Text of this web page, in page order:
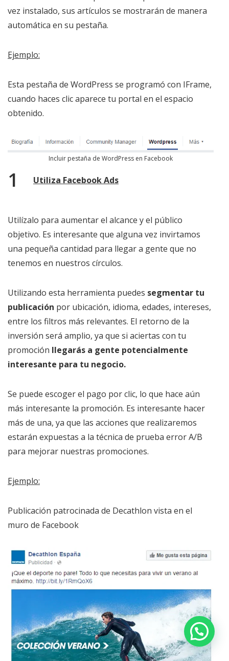
vez instalado, sus artículos se mostrarán de manera
automática en su pestaña.
Ejemplo:
Esta pestaña de WordPress se programó con IFrame,
cuando haces clic aparece tu portal en el espacio
obtenido.
Incluir pestaña de WordPress en Facebook
Utiliza Facebook Ads
Utilízalo para aumentar el alcance y el público
objetivo. Es interesante que alguna vez invirtamos
una pequeña cantidad para llegar a gente que no
tenemos en nuestros círculos.
Utilizando esta herramienta puedes segmentar tu
publicación por ubicación, idioma, edades, intereses,
entre los filtros más relevantes. El retorno de la
inversión será amplio, ya que si aciertas con tu
promoción llegarás a gente potencialmente
interesante para tu negocio.
Se puede escoger el pago por clic, lo que hace aún
más interesante la promoción. Es interesante hacer
más de una, ya que las acciones que realizaremos
estarán expuestas a la técnica de prueba error A/B
para mejorar nuestras promociones.
Ejemplo:
Publicación patrocinada de Decathlon vista en el
muro de Facebook